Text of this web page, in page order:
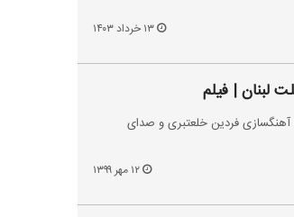
۱۳ خرداد ۱۴۰۳
لبنان | فیلم
فردین خلعتبری و صدای
۱۲ مهر ۱۳۹۹